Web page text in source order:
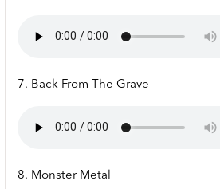
7. Back From The Grave
8. Monster Metal